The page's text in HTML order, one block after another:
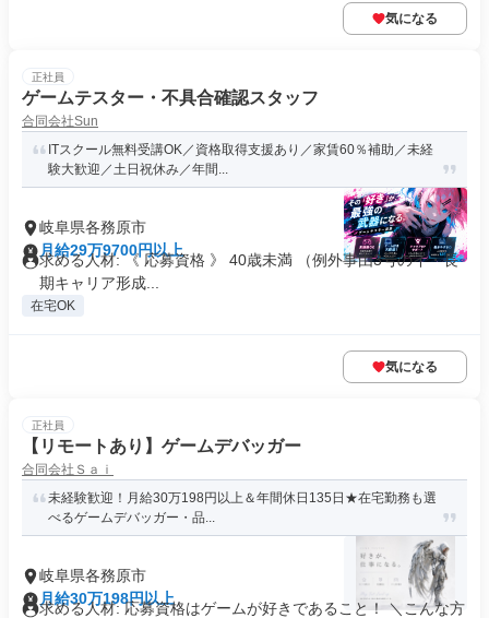
気になる
正社員
ゲームテスター・不具合確認スタッフ
合同会社Sun
ITスクール無料受講OK／資格取得支援あり／家賃60％補助／未経
験大歓迎／土日祝休み／年間...
岐阜県各務原市
月給29万9700円以上
求める人材: 《 応募資格 》 40歳未満 （例外事由3号のイ・長
期キャリア形成...
在宅OK
気になる
正社員
【リモートあり】ゲームデバッガー
合同会社Ｓａｉ
未経験歓迎！月給30万198円以上＆年間休日135日★在宅勤務も選
べるゲームデバッガー・品...
岐阜県各務原市
月給30万198円以上
求める人材: 応募資格はゲームが好きであること！ ＼こんな方